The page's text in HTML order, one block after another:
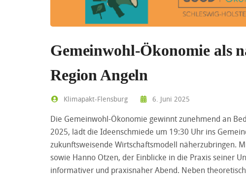
Gemeinwohl-Ökonomie als
Region Angeln
Klimapakt-Flensburg 6. Juni 2025
Die Gemeinwohl-Ökonomie gewinnt zunehmend an
2025, lädt die Ideenschmiede um 19:30 Uhr ins
zukunftsweisende Wirtschaftsmodell näherzubringen.
sowie Hanno Otzen, der Einblicke in die Praxis seiner
informativer und praxisnaher Abend. Neben